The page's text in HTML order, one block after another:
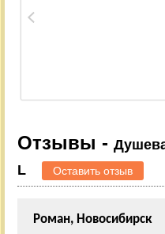
Отзывы -
L
Оставить отзыв
Роман, Новосибирск